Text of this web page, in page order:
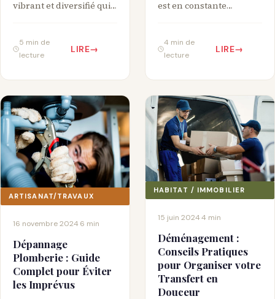
vibrant et diversifié qui
pour tous les…
5 min de
lecture
LIRE
est en constante
traditionnelles restent
notamment…
4 min de
lecture
LIRE
ARTISANAT/TRAVAUX
16 novembre 2024 6 min
Dépannage
Plomberie : Guide
Complet pour Éviter
les Imprévus
HABITAT / IMMOBILIER
15 juin 20244 min
Déménagement :
Conseils Pratiques
pour Organiser votre
Transfert en
Douceur